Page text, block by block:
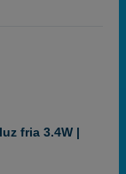
fria 3.4W |